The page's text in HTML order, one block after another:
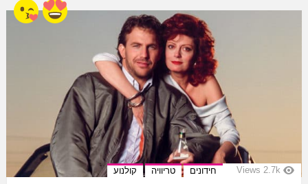
2.7k
Views חידונים טריוויה קולנוע